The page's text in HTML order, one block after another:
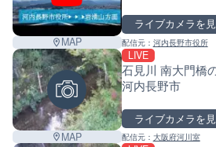
MAP
ライブカメラを
配信元： 河内長野市役所
MAP
LIVE
石見川 南大門橋
河内長野市
ライブカメラを
配信元： 大阪府河川室